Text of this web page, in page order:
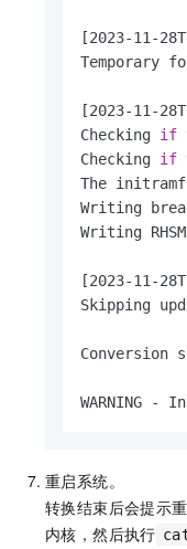
[2023-11-
Temporary
[2023-11-
Checking if
Checking if
The
Writing
Writing
[2023-11-
Skipping
Conversion
WARNING
重启系统。
转换结束后会提示
内核，然后执行